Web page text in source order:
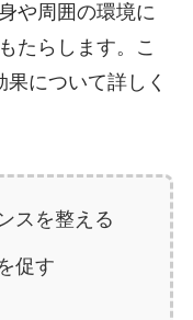
や周囲の環境に
たらします。こ
について詳しく
スを整える
促す